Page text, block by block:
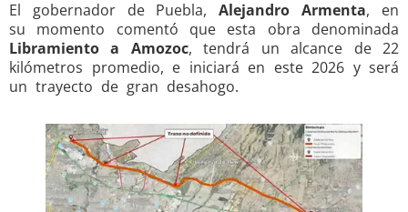
El gobernador de Puebla,Alejandro Armenta, en
su momento comentó que esta obra denominada
Libramiento a Amozoc, tendrá un alcance de 22
kilómetros promedio, e iniciará en este 2026 y será
un trayecto de gran desahogo.